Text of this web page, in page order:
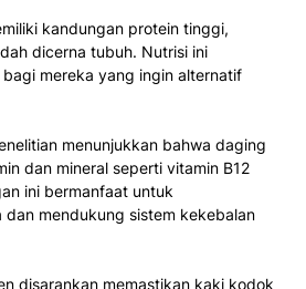
kandungan protein tinggi,
dicerna tubuh. Nutrisi ini
mereka yang ingin alternatif
menunjukkan bahwa daging
dan mineral seperti vitamin B12
ini bermanfaat untuk
dan mendukung sistem kekebalan
disarankan memastikan kaki kodok